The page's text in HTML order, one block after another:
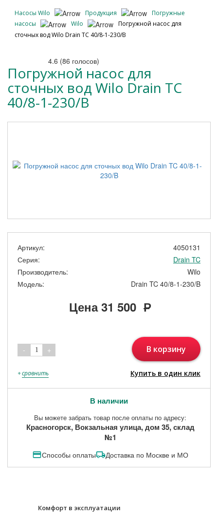
Насосы Wilo Продукция
Погружные
насосы
Wilo
Погружной насос для
сточных вод Wilo Drain TC 40/8-1-230/B
4.6 (86 голосов)
Погружной насос для
сточных вод Wilo Drain TC
40/8-1-230/B
Артикул:
4050131
Серия:
Drain TC
Производитель:
Wilo
Модель:
Drain TC 40/8-1-230/B
Цена31 500 Р
- 1 + В корзину
+сравнить Купить в один клик
В наличии
Вы можете забрать товар после оплаты по адресу:
Красногорск, Вокзальная улица, дом 35, склад
№1
Способы оплаты Доставка по Москве и МО
Комфорт в эксплуатации